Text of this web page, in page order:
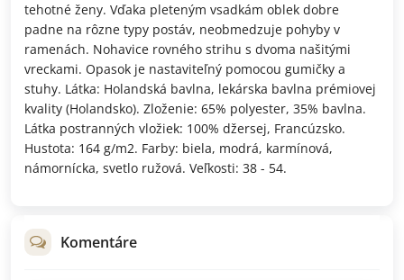
tehotné ženy. Vďaka pleteným vsadkám oblek dobre
padne na rôzne typy postáv, neobmedzuje pohyby v
ramenách. Nohavice rovného strihu s dvoma našitými
vreckami. Opasok je nastaviteľný pomocou gumičky a
stuhy. Látka: Holandská bavlna, lekárska bavlna prémiovej
kvality (Holandsko). Zloženie: 65% polyester, 35% bavlna.
Látka postranných vložiek: 100% džersej, Francúzsko.
Hustota: 164 g/m2. Farby: biela, modrá, karmínová,
námornícka, svetlo ružová. Veľkosti: 38 - 54.
Komentáre